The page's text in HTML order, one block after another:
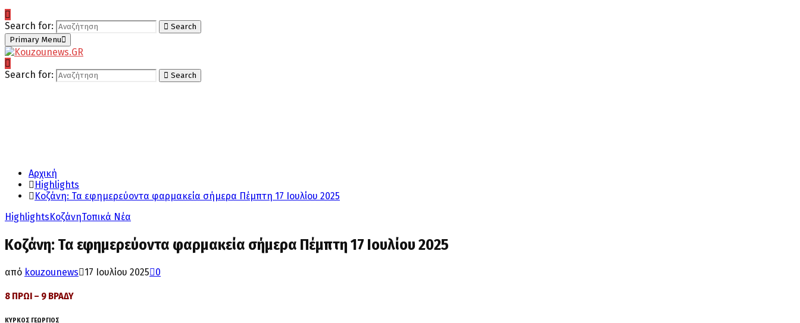
Search for:
Search
Primary Menu
Search for: Search
Αρχική
Highlights
Κοζάνη: Τα εφημερεύοντα φαρμακεία σήμερα Πέμπτη 17 Ιουλίου 2025
HighlightsΚοζάνηΤοπικά Νέα
Κοζάνη: Τα εφημερεύοντα φαρμακεία σήμερα Πέμπτη 17 Ιουλίου 2025
από kouzounews 17 Ιουλίου 2025 0
8 ΠΡΩΙ – 9 ΒΡΑΔΥ
ΚΥΡΚΟΣ ΓΕΩΡΓΙΟΣ